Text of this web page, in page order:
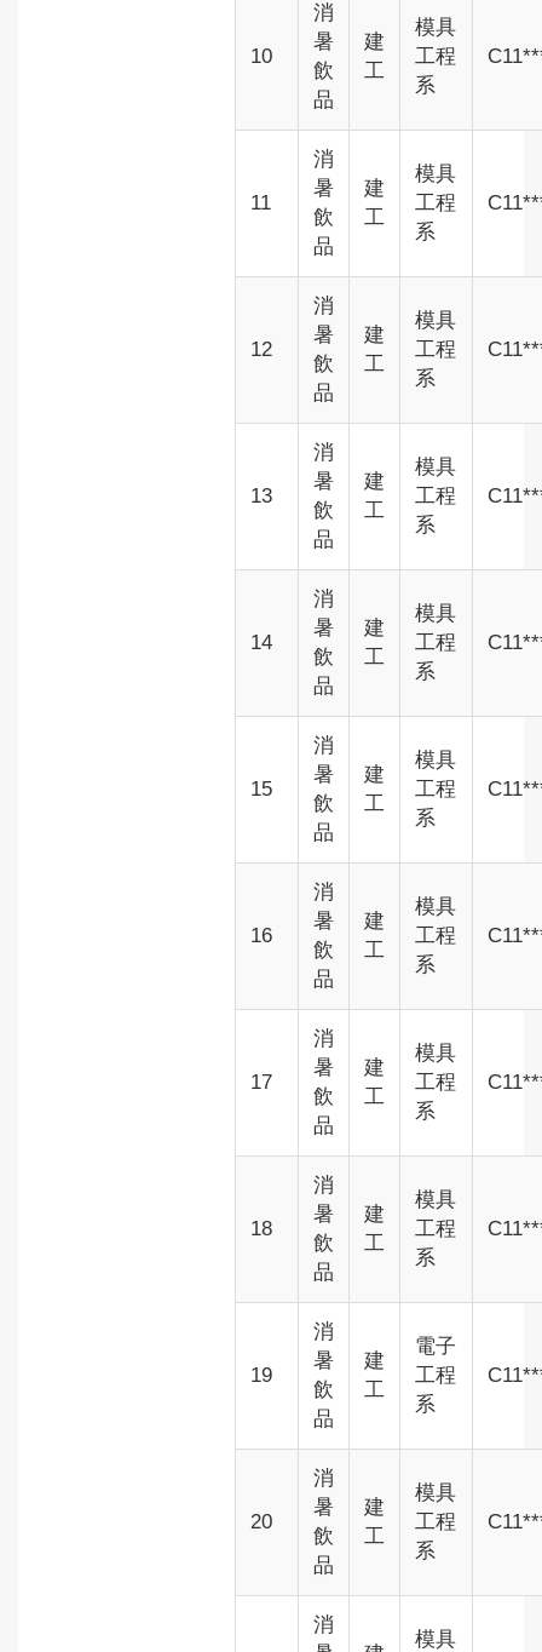
10
消
暑
飲
品
建
工
模具
工程
系
11
消
暑
飲
品
建
工
模具
工程
系
12
消
暑
飲
品
建
工
模具
工程
系
13
消
暑
飲
品
建
工
模具
工程
系
14
消
暑
飲
品
建
工
模具
工程
系
15
消
暑
飲
品
建
工
模具
工程
系
16
消
暑
飲
品
建
工
模具
工程
系
17
消
暑
飲
品
建
工
模具
工程
系
18
消
暑
飲
品
建
工
模具
工程
系
19
消
暑
飲
品
建
工
電子
工程
系
20
消
暑
飲
品
建
工
模具
工程
系
消
模具